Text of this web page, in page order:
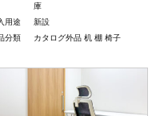
庫
用途
新設
分類
カタログ外品 机 棚 椅子